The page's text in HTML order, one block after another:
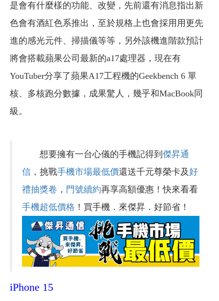
是會有什麼樣的功能、改變，先前還有消息指出新
色會有酒紅色系推出，至於規格上也會採用用更先
進的感光元件、掃描儀等等，另外該機進階款預計
將會搭載蘋果公司最新的a17處理器，現在有
YouTuber分享了蘋果A17工程機的Geekbench 6 單
核、多核跑分數據，成果驚人，幾乎和MacBook同
級。
想要擁有一台心儀的手機記得到 傑昇通
信 ，挑戰手機市場最低價還送千元尊榮卡及好
禮抽獎卷 ， 門號續約再享高額優惠！快來看看
手機超低價格 ！買手機．來傑昇．好節省！
iPhone 15